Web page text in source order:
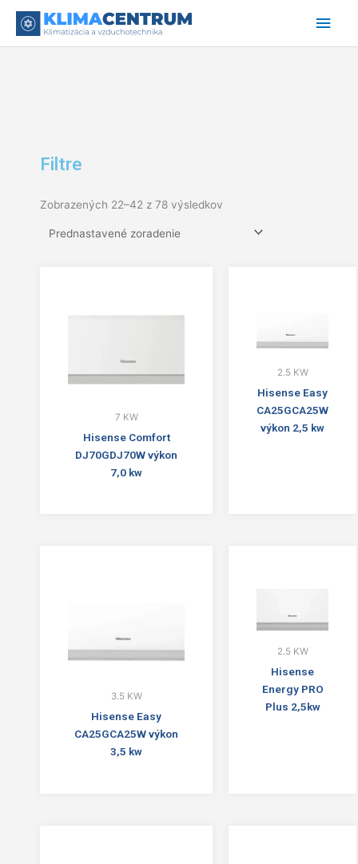
Filtre
Zobrazených 22–42 z 78 výsledkov
7 KW
Hisense Comfort
DJ70GDJ70W výkon
7,0 kw
2.5 KW
Hisense Easy
CA25GCA25W
výkon 2,5 kw
3.5 KW
Hisense Easy
CA25GCA25W výkon
3,5 kw
2.5 KW
Hisense
Energy PRO
Plus 2,5kw